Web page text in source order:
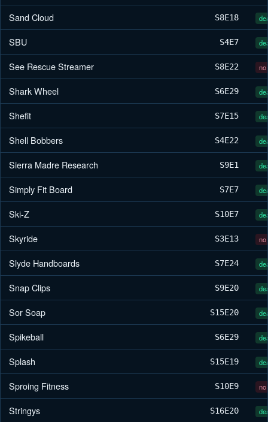
Sand Cloud S8E18
SBU S4E7
See Rescue Streamer S8E22 no
Shark Wheel S6E29
Shefit S7E15
Shell Bobbers S4E22
Sierra Madre Research S9E1
Simply Fit Board S7E7
Ski-Z S10E7
Skyride S3E13 no
Slyde Handboards S7E24
Snap Clips S9E20
Sor Soap S15E20
Spikeball S6E29
Splash S15E19
Sproing Fitness S10E9 no
Stringys S16E20